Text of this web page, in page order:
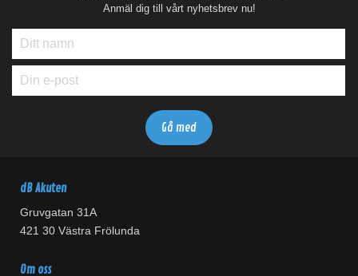
Anmäl dig till vårt nyhetsbrev nu!
dB Akuten
Gruvgatan 31A
421 30 Västra Frölunda
Om oss